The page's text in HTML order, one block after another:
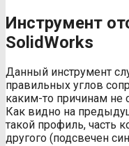
Инструмент
SolidWorks
Данный инструмент
правильных углов
каким-то причинам не
Как видно на
такой профиль, часть
другого (подсвечен